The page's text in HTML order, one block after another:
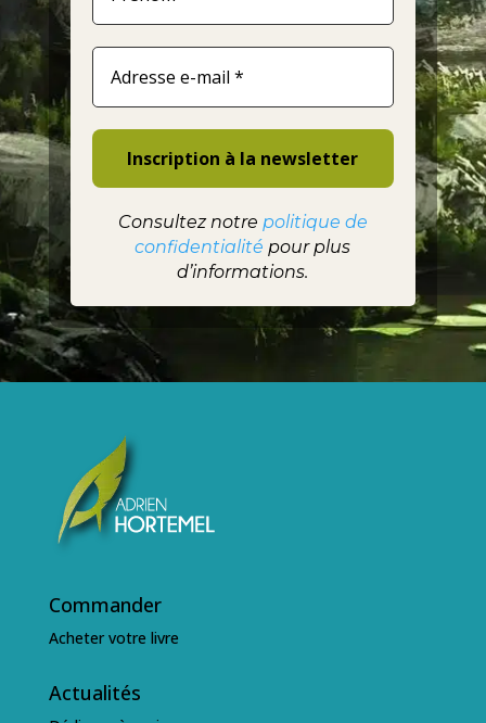
Consultez notre politique de
confidentialité pour plus
d’informations.
Commander
Acheter votre livre
Actualités